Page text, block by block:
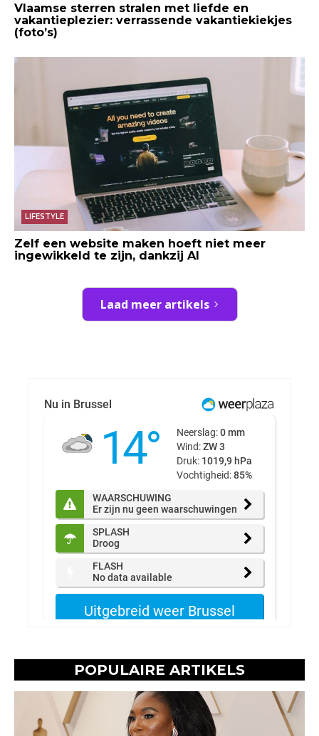
Vlaamse sterren stralen met liefde en
vakantieplezier: verrassende vakantiekiekjes
(foto’s)
LIFESTYLE
Zelf een website maken hoeft niet meer
ingewikkeld te zijn, dankzij AI
Laad meer artikels
POPULAIRE ARTIKELS